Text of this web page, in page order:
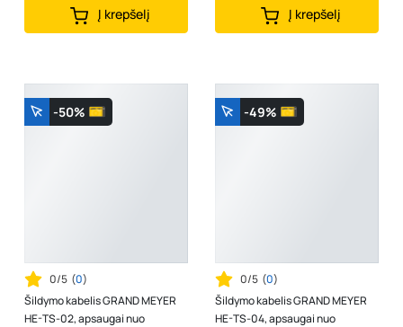
Į krepšelį Į krepšelį
-50%
0/5 (0)
Šildymo kabelis GRAND MEYER
HE-TS-02, apsaugai nuo
-49%
0/5 (0)
Šildymo kabelis GRAND MEYER
HE-TS-04, apsaugai nuo